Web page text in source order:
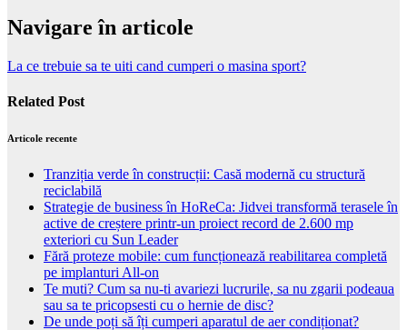
Navigare în articole
La ce trebuie sa te uiti cand cumperi o masina sport?
Related Post
Articole recente
Tranziția verde în construcții: Casă modernă cu structură
reciclabilă
Strategie de business în HoReCa: Jidvei transformă terasele în
active de creștere printr-un proiect record de 2.600 mp
exteriori cu Sun Leader
Fără proteze mobile: cum funcționează reabilitarea completă
pe implanturi All-on
Te muti? Cum sa nu-ti avariezi lucrurile, sa nu zgarii podeaua
sau sa te pricopsesti cu o hernie de disc?
De unde poți să îți cumperi aparatul de aer condiționat?